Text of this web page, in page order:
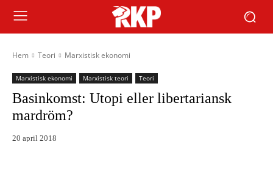
Hem Teori Marxistisk ekonomi
Marxistisk ekonomi Marxistisk teori Teori
Basinkomst: Utopi eller libertariansk
mardröm?
20 april 2018